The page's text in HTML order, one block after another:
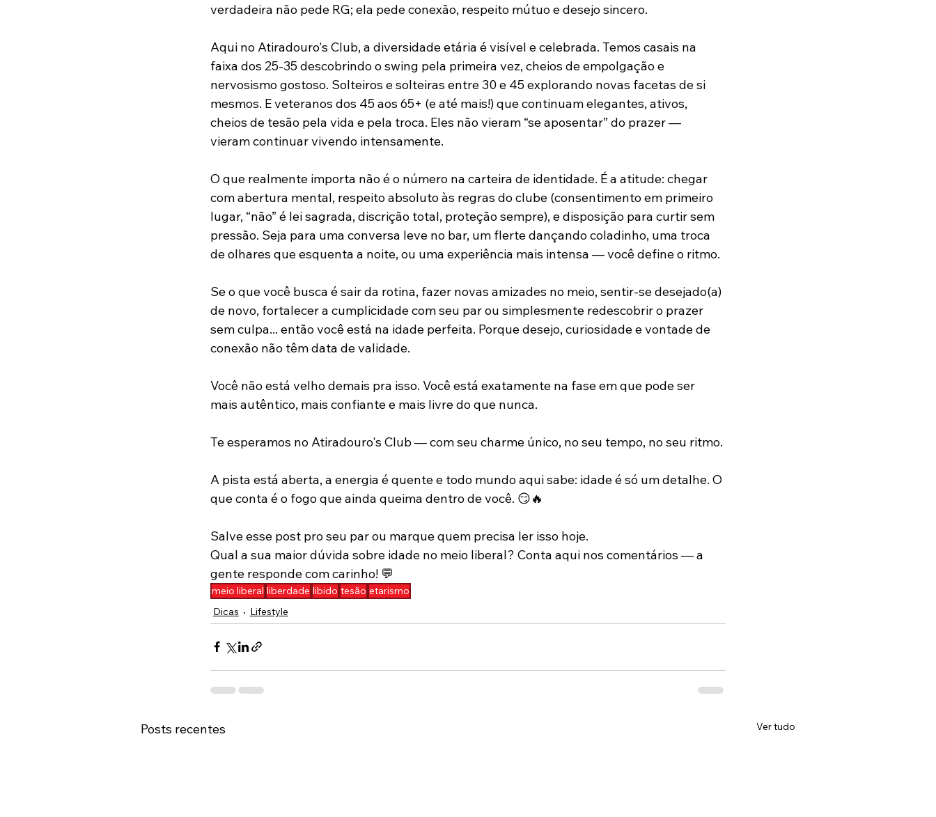
verdadeira não pede RG; ela pede conexão, respeito mútuo e desejo sincero.
Aqui no Atiradouro's Club, a diversidade etária é visível e celebrada. Temos casais na
faixa dos 25-35 descobrindo o swing pela primeira vez, cheios de empolgação e
nervosismo gostoso. Solteiros e solteiras entre 30 e 45 explorando novas facetas de si
mesmos. E veteranos dos 45 aos 65+ (e até mais!) que continuam elegantes, ativos,
cheios de tesão pela vida e pela troca. Eles não vieram “se aposentar” do prazer —
vieram continuar vivendo intensamente.
O que realmente importa não é o número na carteira de identidade. É a atitude: chegar
com abertura mental, respeito absoluto às regras do clube (consentimento em primeiro
lugar, “não” é lei sagrada, discrição total, proteção sempre), e disposição para curtir sem
pressão. Seja para uma conversa leve no bar, um flerte dançando coladinho, uma troca
de olhares que esquenta a noite, ou uma experiência mais intensa — você define o ritmo.
Se o que você busca é sair da rotina, fazer novas amizades no meio, sentir-se desejado(a)
de novo, fortalecer a cumplicidade com seu par ou simplesmente redescobrir o prazer
sem culpa... então você está na idade perfeita. Porque desejo, curiosidade e vontade de
conexão não têm data de validade.
Você não está velho demais pra isso. Você está exatamente na fase em que pode ser
mais autêntico, mais confiante e mais livre do que nunca.
Te esperamos no Atiradouro's Club — com seu charme único, no seu tempo, no seu ritmo.
A pista está aberta, a energia é quente e todo mundo aqui sabe: idade é só um detalhe. O
que conta é o fogo que ainda queima dentro de você. 😏🔥
Salve esse post pro seu par ou marque quem precisa ler isso hoje.
Qual a sua maior dúvida sobre idade no meio liberal? Conta aqui nos comentários — a
gente responde com carinho! 💬
meio liberal liberdade libido tesão etarismo
Dicas
Lifestyle
Posts recentes Ver tudo